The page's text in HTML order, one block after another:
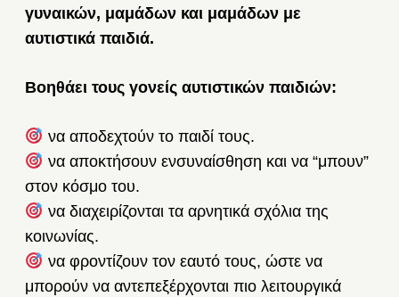
γυναικών, μαμάδων και μαμάδων με
αυτιστικά παιδιά.
Βοηθάει τους γονείς αυτιστικών παιδιών:
να αποδεχτούν το παιδί τους.
να αποκτήσουν ενσυναίσθηση και να “μπουν”
στον κόσμο του.
να διαχειρίζονται τα αρνητικά σχόλια της
κοινωνίας.
να φροντίζουν τον εαυτό τους, ώστε να
μπορούν να αντεπεξέρχονται πιο λειτουργικά